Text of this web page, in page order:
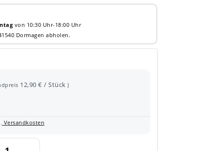
von 10:30 Uhr-18:00 Uhr
Dormagen abholen.
12,90 € / Stück)
Versandkosten